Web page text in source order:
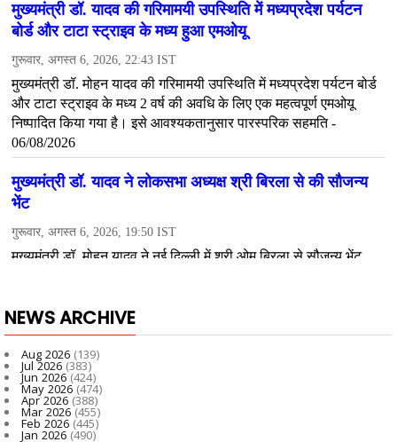
NEWS ARCHIVE
Aug 2026 (139)
Jul 2026 (383)
Jun 2026(424)
May 2026(474)
Apr 2026 (388)
Mar 2026(455)
Feb 2026 (445)
Jan 2026 (490)